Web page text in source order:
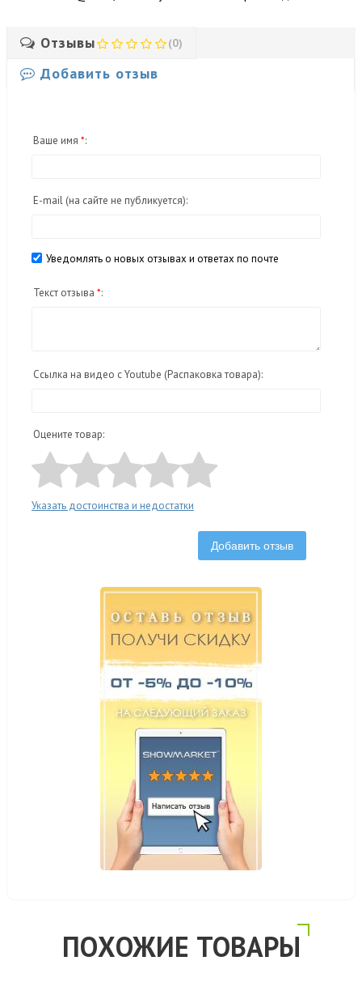
Отзывы (0)
Добавить отзыв
Ваше имя *:
E-mail (на сайте не публикуется):
Уведомлять о новых отзывах и ответах по почте
Текст отзыва *:
Ссылка на видео с Youtube (Распаковка товара):
Оцените товар:
Указать достоинства и недостатки
Добавить отзыв
ПОХОЖИЕ ТОВАРЫ